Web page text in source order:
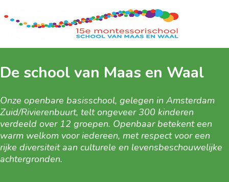
De school van Maas en Waal
Onze openbare basisschool, gelegen in Amsterdam
Zuid/Rivierenbuurt, telt ongeveer 300 kinderen
verdeeld over 12 groepen. Openbaar betekent een
warm welkom voor iedereen, met respect voor een
rijke diversiteit aan culturele en levensbeschouwelijke
achtergronden.